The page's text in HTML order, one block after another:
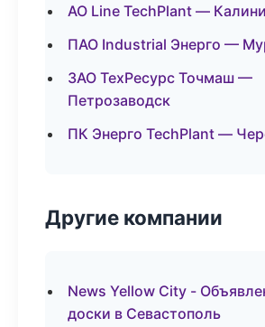
АО Line TechPlant —
ПАО Industrial Энерго —
ЗАО ТехРесурс Точмаш —
Петрозаводск
ПК Энерго TechPlant —
Другие компании
News Yellow City -
доски в Севастополь